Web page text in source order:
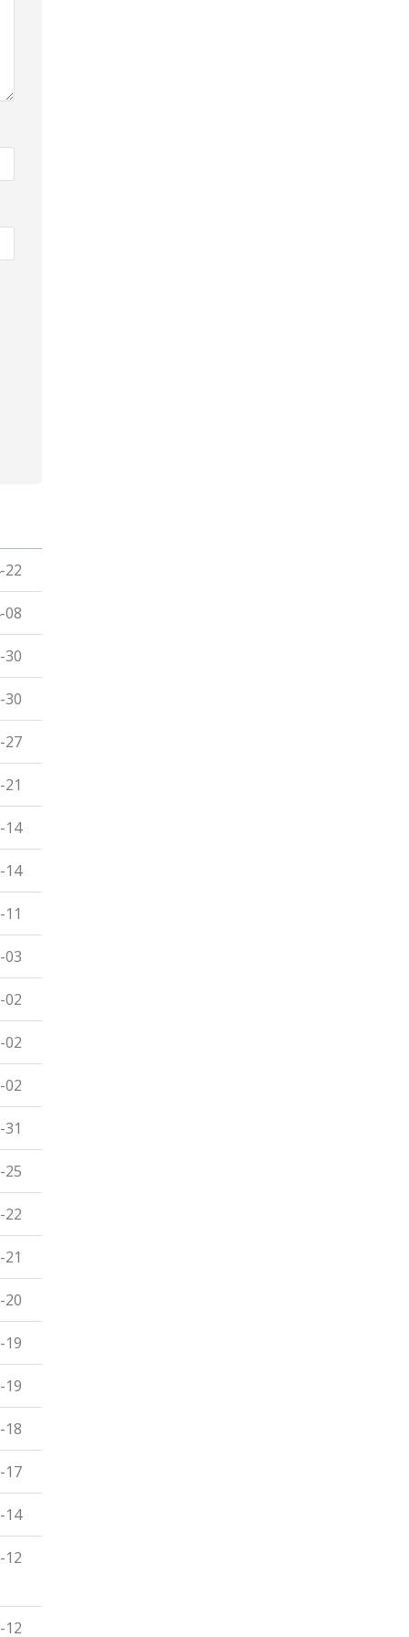
22
08
30
30
27
14
14
03
02
02
02
25
22
20
19
19
18
17
14
12
12